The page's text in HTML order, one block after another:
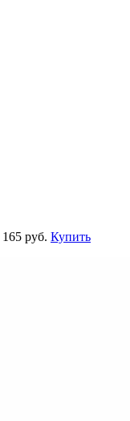
165 руб. Купить